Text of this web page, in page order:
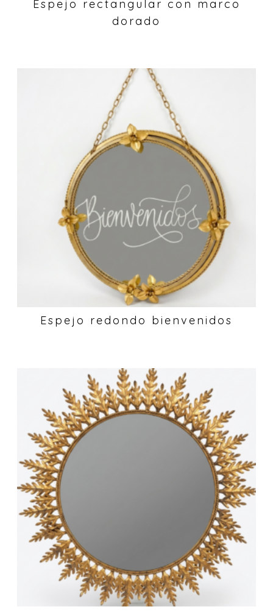
Espejo rectangular con marco
dorado
Espejo redondo bienvenidos